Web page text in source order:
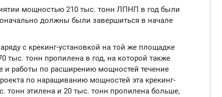
мощностью 210 тыс. тонн ЛПНП в год были
должны были завершиться в начале
с крекинг-установкой на той же площадке
тыс. тонн пропилена в год, на которой также
и работы по расширению мощностей течение
по наращиванию мощностей эта крекинг-
тонн этилена и 20 тыс. тонн пропилена больше,